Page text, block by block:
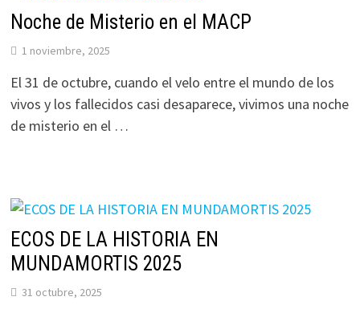
Noche de Misterio en el MACP
1 noviembre, 2025
El 31 de octubre, cuando el velo entre el mundo de los
vivos y los fallecidos casi desaparece, vivimos una noche
de misterio en el …
ECOS DE LA HISTORIA EN
MUNDAMORTIS 2025
31 octubre, 2025